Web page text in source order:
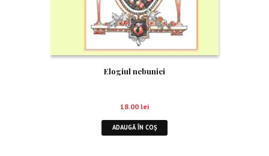
Elogiul nebuniei
18.00 lei
ADAUGĂ ÎN COȘ